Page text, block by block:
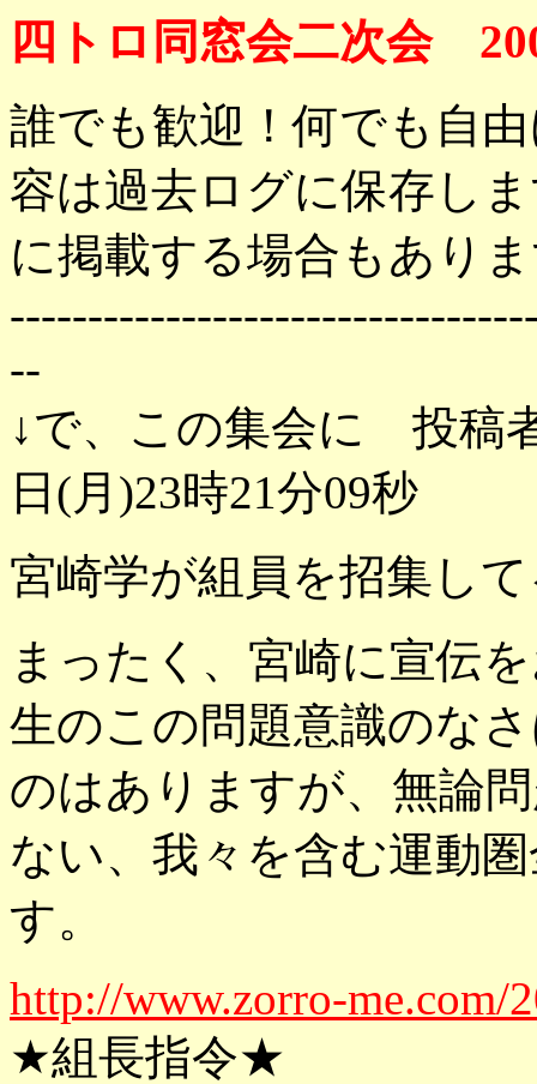
四トロ同窓会二次会
誰でも歓迎！何でも自
容は過去ログに保存し
に掲載する場合もあり
--
↓で、この集会に 投稿
日(月)23時21分09秒
宮崎学が組員を招集し
まったく、宮崎に宣伝
生のこの問題意識のな
のはありますが、無論
ない、我々を含む運動
す。
http://www.zorro-me.com/
★組長指令★